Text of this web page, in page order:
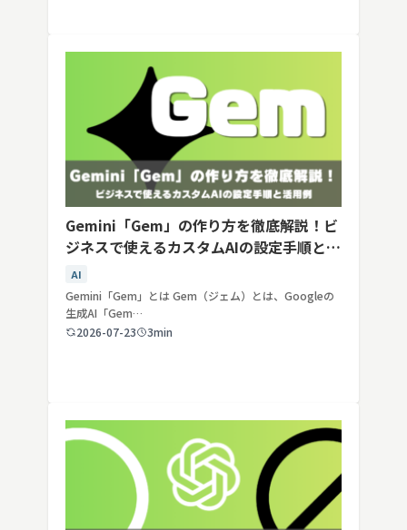
Gemini「Gem」の作り方を徹底解説！ビ
ジネスで使えるカスタムAIの設定手順と活
用例
AI
Gemini「Gem」とは Gem（ジェム）とは、Googleの
生成AI「Gem…
2026-07-23
3min